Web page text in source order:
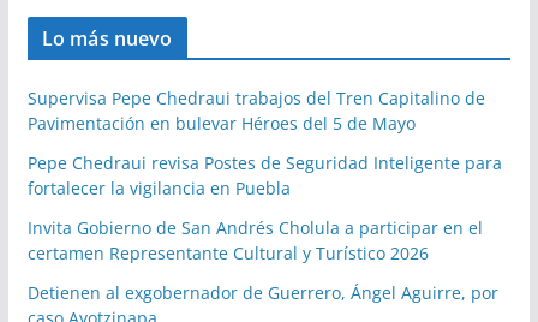
Lo más nuevo
Supervisa Pepe Chedraui trabajos del Tren Capitalino de
Pavimentación en bulevar Héroes del 5 de Mayo
Pepe Chedraui revisa Postes de Seguridad Inteligente para
fortalecer la vigilancia en Puebla
Invita Gobierno de San Andrés Cholula a participar en el
certamen Representante Cultural y Turístico 2026
Detienen al exgobernador de Guerrero, Ángel Aguirre, por